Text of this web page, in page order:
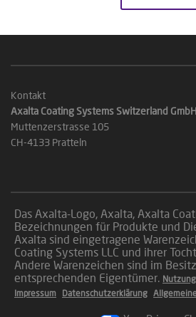
Kontakt
Axalta Coating Systems Switzerland GmbH
Muttenzerstrasse 105
CH-4133 Pratteln
Das Axalta-Logo, Axalta, Axalta
Bezeichnungen für Produkte und
Axalta sind eingetragene
Coating Systems LLC und ihrer
Andere Warenzeichen sind im
entsprechenden Eigentümer.
Impressum Datenschutzerklärung